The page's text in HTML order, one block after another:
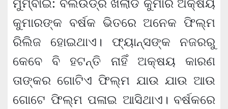
ମୁମ୍ବାଇ: ବଲିଉଡ୍‌ର ଖିଲାଡି କୁମାର ଅକ୍ଷୟ
କୁମାରଙ୍କ ବର୍ଷକ ଭିତରେ ଅନେକ ଫିଲ୍ମ
ରିଲିଜ ହୋଇଥାଏ। ଫ୍ୟାନ୍ସଙ୍କ ନଜରରୁ
କେବେ ବି ହଟନ୍ତି ନାହିଁ ଅକ୍ଷୟ କାରଣ
ତାଙ୍କର ଗୋଟିଏ ଫିଲ୍ମ ଯାଉ ଯାଉ ଆଉ
ଗୋଟେ ଫିଲ୍ମ ପଳାଇ ଆସିଥାଏ। ବର୍ଷକରେ